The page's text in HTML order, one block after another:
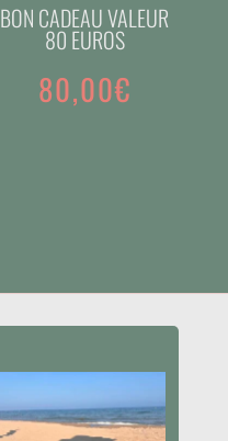
BON CADEAU VALEUR
80 EUROS
80,00€